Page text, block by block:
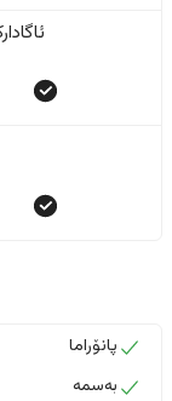
پانۆراما
بەسمە